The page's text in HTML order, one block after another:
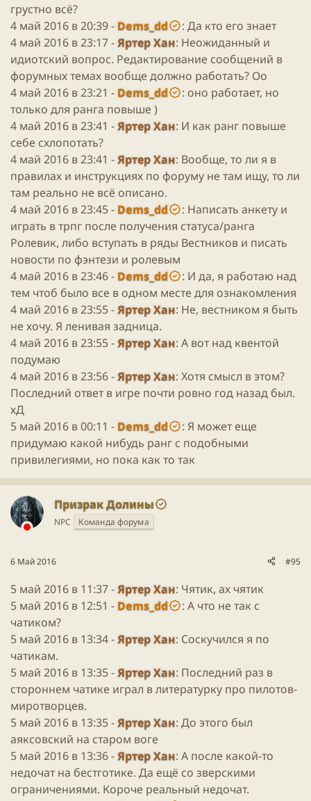
грустно всё?
4 май 2016 в 20:39 - Dems_dd
: Да кто его знает
4 май 2016 в 23:17 -Яртер Хан: Неожиданный и
идиотский вопрос. Редактирование сообщений в
форумных темах вообще должно работать? Оо
4 май 2016 в 23:21 - Dems_dd
: оно работает, но
только для ранга повыше )
4 май 2016 в 23:41 -Яртер Хан: И как ранг повыше
себе схлопотать?
4 май 2016 в 23:41 -Яртер Хан: Вообще, то ли я в
правилах и инструкциях по форуму не там ищу, то ли
там реально не всё описано.
4 май 2016 в 23:45 - Dems_dd
: Написать анкету и
играть в трпг после получения статуса/ранга
Ролевик, либо вступать в ряды Вестников и писать
новости по фэнтези и ролевым
4 май 2016 в 23:46 - Dems_dd
: И да, я работаю над
тем чтоб было все в одном месте для ознакомления
4 май 2016 в 23:55 -Яртер Хан: Не, вестником я быть
не хочу. Я ленивая задница.
4 май 2016 в 23:55 -Яртер Хан: А вот над квентой
подумаю
4 май 2016 в 23:56 -Яртер Хан: Хотя смысл в этом?
Последний ответ в игре почти ровно год назад был.
хД
5 май 2016 в 00:11 - Dems_dd
: Я может еще
придумаю какой нибудь ранг с подобными
привилегиями, но пока как то так
Призрак Долины
NPC Команда форума
6 Май 2016 #95
5 май 2016 в 11:37 -Яртер Хан: Чятик, ах чятик
5 май 2016 в 12:51 - Dems_dd
: А что не так с
чатиком?
5 май 2016 в 13:34 -Яртер Хан: Соскучился я по
чатикам.
5 май 2016 в 13:35 -Яртер Хан: Последний раз в
стороннем чатике играл в литературку про пилотов-
миротворцев.
5 май 2016 в 13:35 -Яртер Хан: До этого был
аяксовский на старом воге
5 май 2016 в 13:36 -Яртер Хан: А после какой-то
недочат на бестготике. Да ещё со зверскими
ограничениями. Короче реальный недочат.